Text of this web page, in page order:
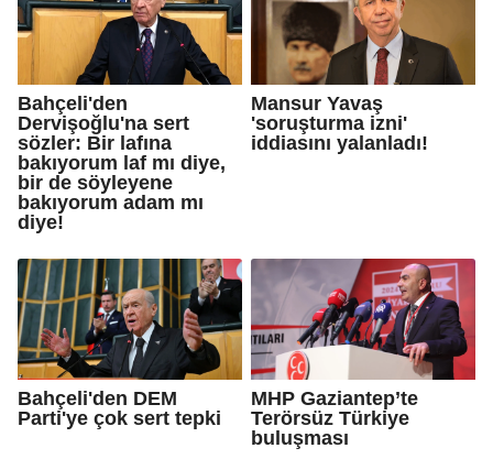
Bahçeli'den
Dervişoğlu'na sert
sözler: Bir lafına
bakıyorum laf mı diye,
bir de söyleyene
bakıyorum adam mı
diye!
Mansur Yavaş
'soruşturma izni'
iddiasını yalanladı!
Bahçeli'den DEM
Parti'ye çok sert tepki
MHP Gaziantep’te
Terörsüz Türkiye
buluşması